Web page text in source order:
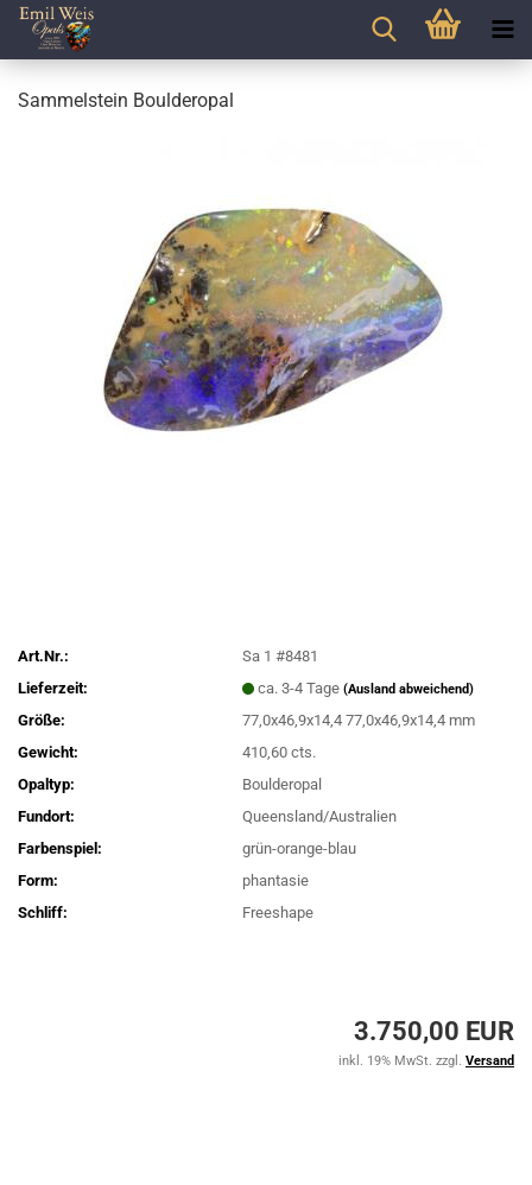
Sammelstein Boulderopal
Art.Nr.:
Sa 1 #8481
Lieferzeit:
ca. 3-4 Tage(Ausland abweichend)
Größe:
77,0x46,9x14,4 77,0x46,9x14,4 mm
Gewicht:
410,60 cts.
Opaltyp:
Boulderopal
Fundort:
Queensland/Australien
Farbenspiel:
grün-orange-blau
Form:
phantasie
Schliff:
Freeshape
3.750,00 EUR
inkl. 19% MwSt. zzgl. Versand